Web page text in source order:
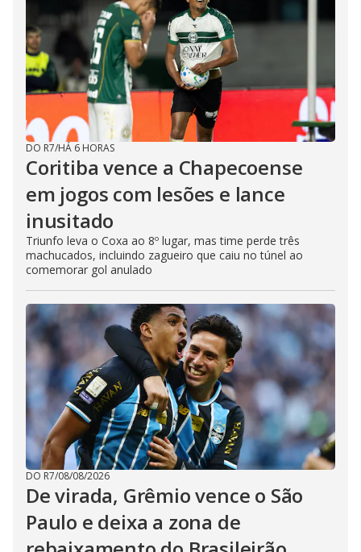
DO R7/HÁ 6 HORAS
Coritiba vence a Chapecoense
em jogos com lesões e lance
inusitado
Triunfo leva o Coxa ao 8º lugar, mas time perde três
machucados, incluindo zagueiro que caiu no túnel ao
comemorar gol anulado
DO R7/08/08/2026
De virada, Grêmio vence o São
Paulo e deixa a zona de